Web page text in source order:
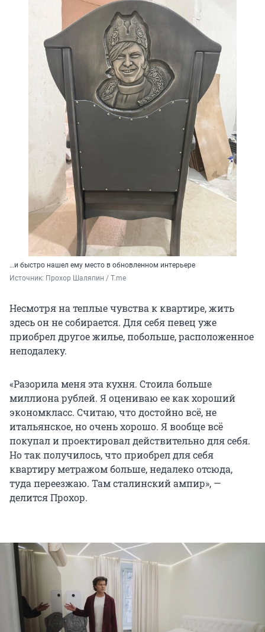
…и быстро нашел ему место в обновленном интерьере
Источник: Прохор Шаляпин / T.me
Несмотря на теплые чувства к квартире, жить
здесь он не собирается. Для себя певец уже
приобрел другое жилье, побольше, расположенное
неподалеку.
«Разорила меня эта кухня. Стоила больше
миллиона рублей. Я оцениваю ее как хороший
экономкласс. Считаю, что достойно всё, не
итальянское, но очень хорошо. Я вообще всё
покупал и проектировал действительно для себя.
Но так получилось, что приобрел для себя
квартиру метражом больше, недалеко отсюда,
туда переезжаю. Там сталинский ампир», —
делится Прохор.